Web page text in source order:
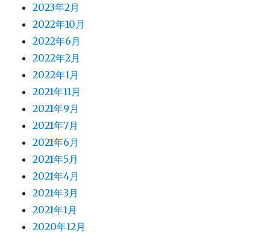
2023年2月
2022年10月
2022年6月
2022年2月
2022年1月
2021年11月
2021年9月
2021年7月
2021年6月
2021年5月
2021年4月
2021年3月
2021年1月
2020年12月